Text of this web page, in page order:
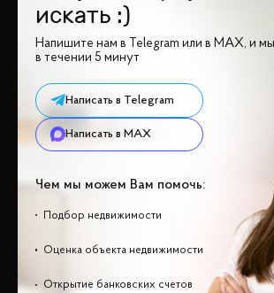
искать :)
Напишите нам в Telegram или в MAX, и
в течении 5 минут
Написать в Telegram
Написать в MAX
Чем мы можем Вам помочь:
Подбор недвижимости
Оценка объекта недвижимости
Открытие банковских счетов